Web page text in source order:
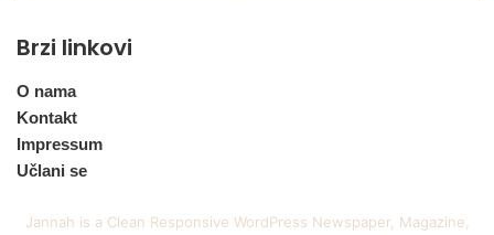
Brzi linkovi
O nama
Kontakt
Impressum
Učlani se
Jannah is a Clean Responsive WordPress Newspaper, Magazine,